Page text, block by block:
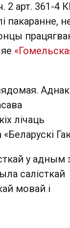
2 арт. 361-4
пакаранне,
Аднак
лічаць
у адным
салісткай
мовай і